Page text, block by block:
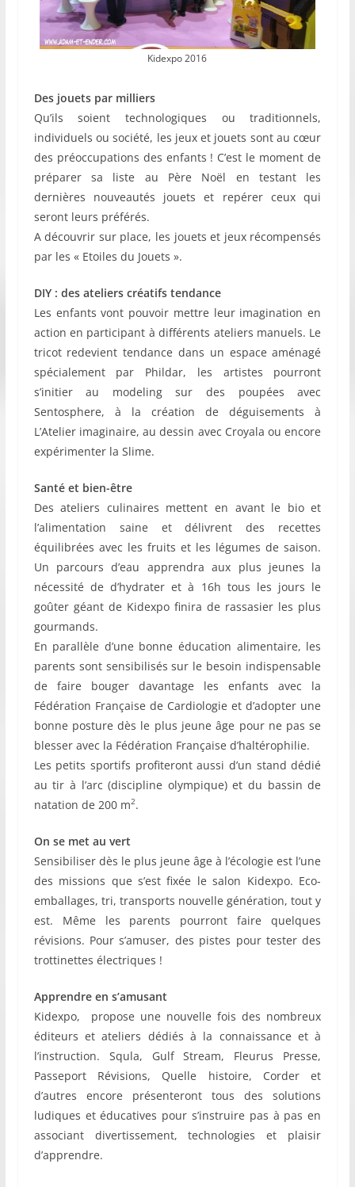
Kidexpo 2016
Des jouets par milliers
Qu’ils soient technologiques ou traditionnels,
individuels ou société, les jeux et jouets sont au cœur
des préoccupations des enfants ! C’est le moment de
préparer sa liste au Père Noël en testant les
dernières nouveautés jouets et repérer ceux qui
seront leurs préférés.
A découvrir sur place, les jouets et jeux récompensés
par les « Etoiles du Jouets ».
DIY : des ateliers créatifs tendance
Les enfants vont pouvoir mettre leur imagination en
action en participant à différents ateliers manuels. Le
tricot redevient tendance dans un espace aménagé
spécialement par Phildar, les artistes pourront
s’initier au modeling sur des poupées avec
Sentosphere, à la création de déguisements à
L’Atelier imaginaire, au dessin avec Croyala ou encore
expérimenter la Slime.
Santé et bien-être
Des ateliers culinaires mettent en avant le bio et
l’alimentation saine et délivrent des recettes
équilibrées avec les fruits et les légumes de saison.
Un parcours d’eau apprendra aux plus jeunes la
nécessité de d’hydrater et à 16h tous les jours le
goûter géant de Kidexpo finira de rassasier les plus
gourmands.
En parallèle d’une bonne éducation alimentaire, les
parents sont sensibilisés sur le besoin indispensable
de faire bouger davantage les enfants avec la
Fédération Française de Cardiologie et d’adopter une
bonne posture dès le plus jeune âge pour ne pas se
blesser avec la Fédération Française d’haltérophilie.
Les petits sportifs profiteront aussi d’un stand dédié
au tir à l’arc (discipline olympique) et du bassin de
natation de 200 m2.
On se met au vert
Sensibiliser dès le plus jeune âge à l’écologie est l’une
des missions que s’est fixée le salon Kidexpo. Eco-
emballages, tri, transports nouvelle génération, tout y
est. Même les parents pourront faire quelques
révisions. Pour s’amuser, des pistes pour tester des
trottinettes électriques !
Apprendre en s’amusant
Kidexpo, propose une nouvelle fois des nombreux
éditeurs et ateliers dédiés à la connaissance et à
l’instruction. Squla, Gulf Stream, Fleurus Presse,
Passeport Révisions, Quelle histoire, Corder et
d’autres encore présenteront tous des solutions
ludiques et éducatives pour s’instruire pas à pas en
associant divertissement, technologies et plaisir
d’apprendre.